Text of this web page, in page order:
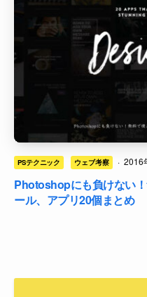
PSテクニック ウェブ考察 · 2016
Photoshopにも負けない
ール、アプリ20個まとめ